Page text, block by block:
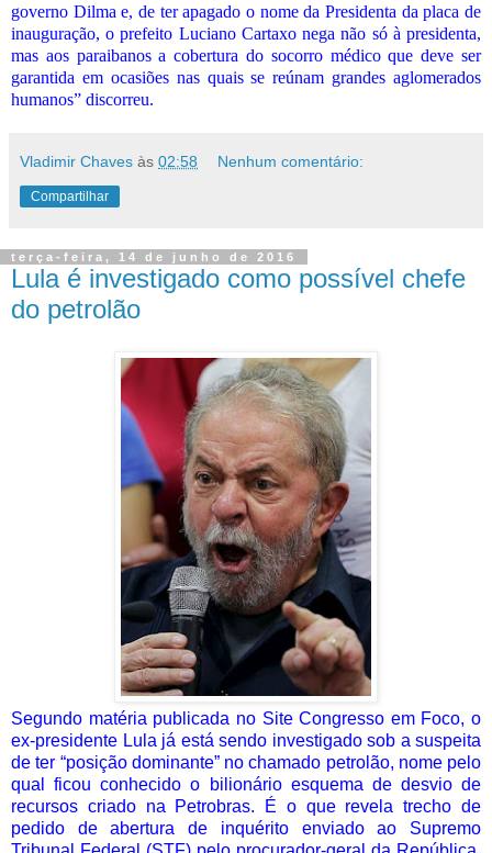
governo Dilma e, de ter apagado o nome da Presidenta da placa de
inauguração, o prefeito Luciano Cartaxo nega não só à presidenta,
mas aos paraibanos a cobertura do socorro médico que deve ser
garantida em ocasiões nas quais se reúnam grandes aglomerados
humanos” discorreu.
Vladimir Chaves às 02:58 Nenhum comentário:
Compartilhar
terça-feira, 14 de junho de 2016
Lula é investigado como possível chefe
do petrolão
Segundo matéria publicada no Site Congresso em Foco, o
ex-presidente Lula já está sendo investigado sob a suspeita
de ter “posição dominante” no chamado petrolão, nome pelo
qual ficou conhecido o bilionário esquema de desvio de
recursos criado na Petrobras. É o que revela trecho de
pedido de abertura de inquérito enviado ao Supremo